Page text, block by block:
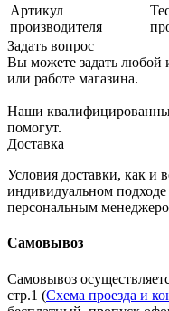
Артикул
производителя
Задать вопрос
Вы можете задать любой
или работе магазина.
Наши
помогут.
Доставка
Условия доставки, как и
индивидуальном
персональным
Самовывоз
Самовывоз
стр.1 (Схема проезда и